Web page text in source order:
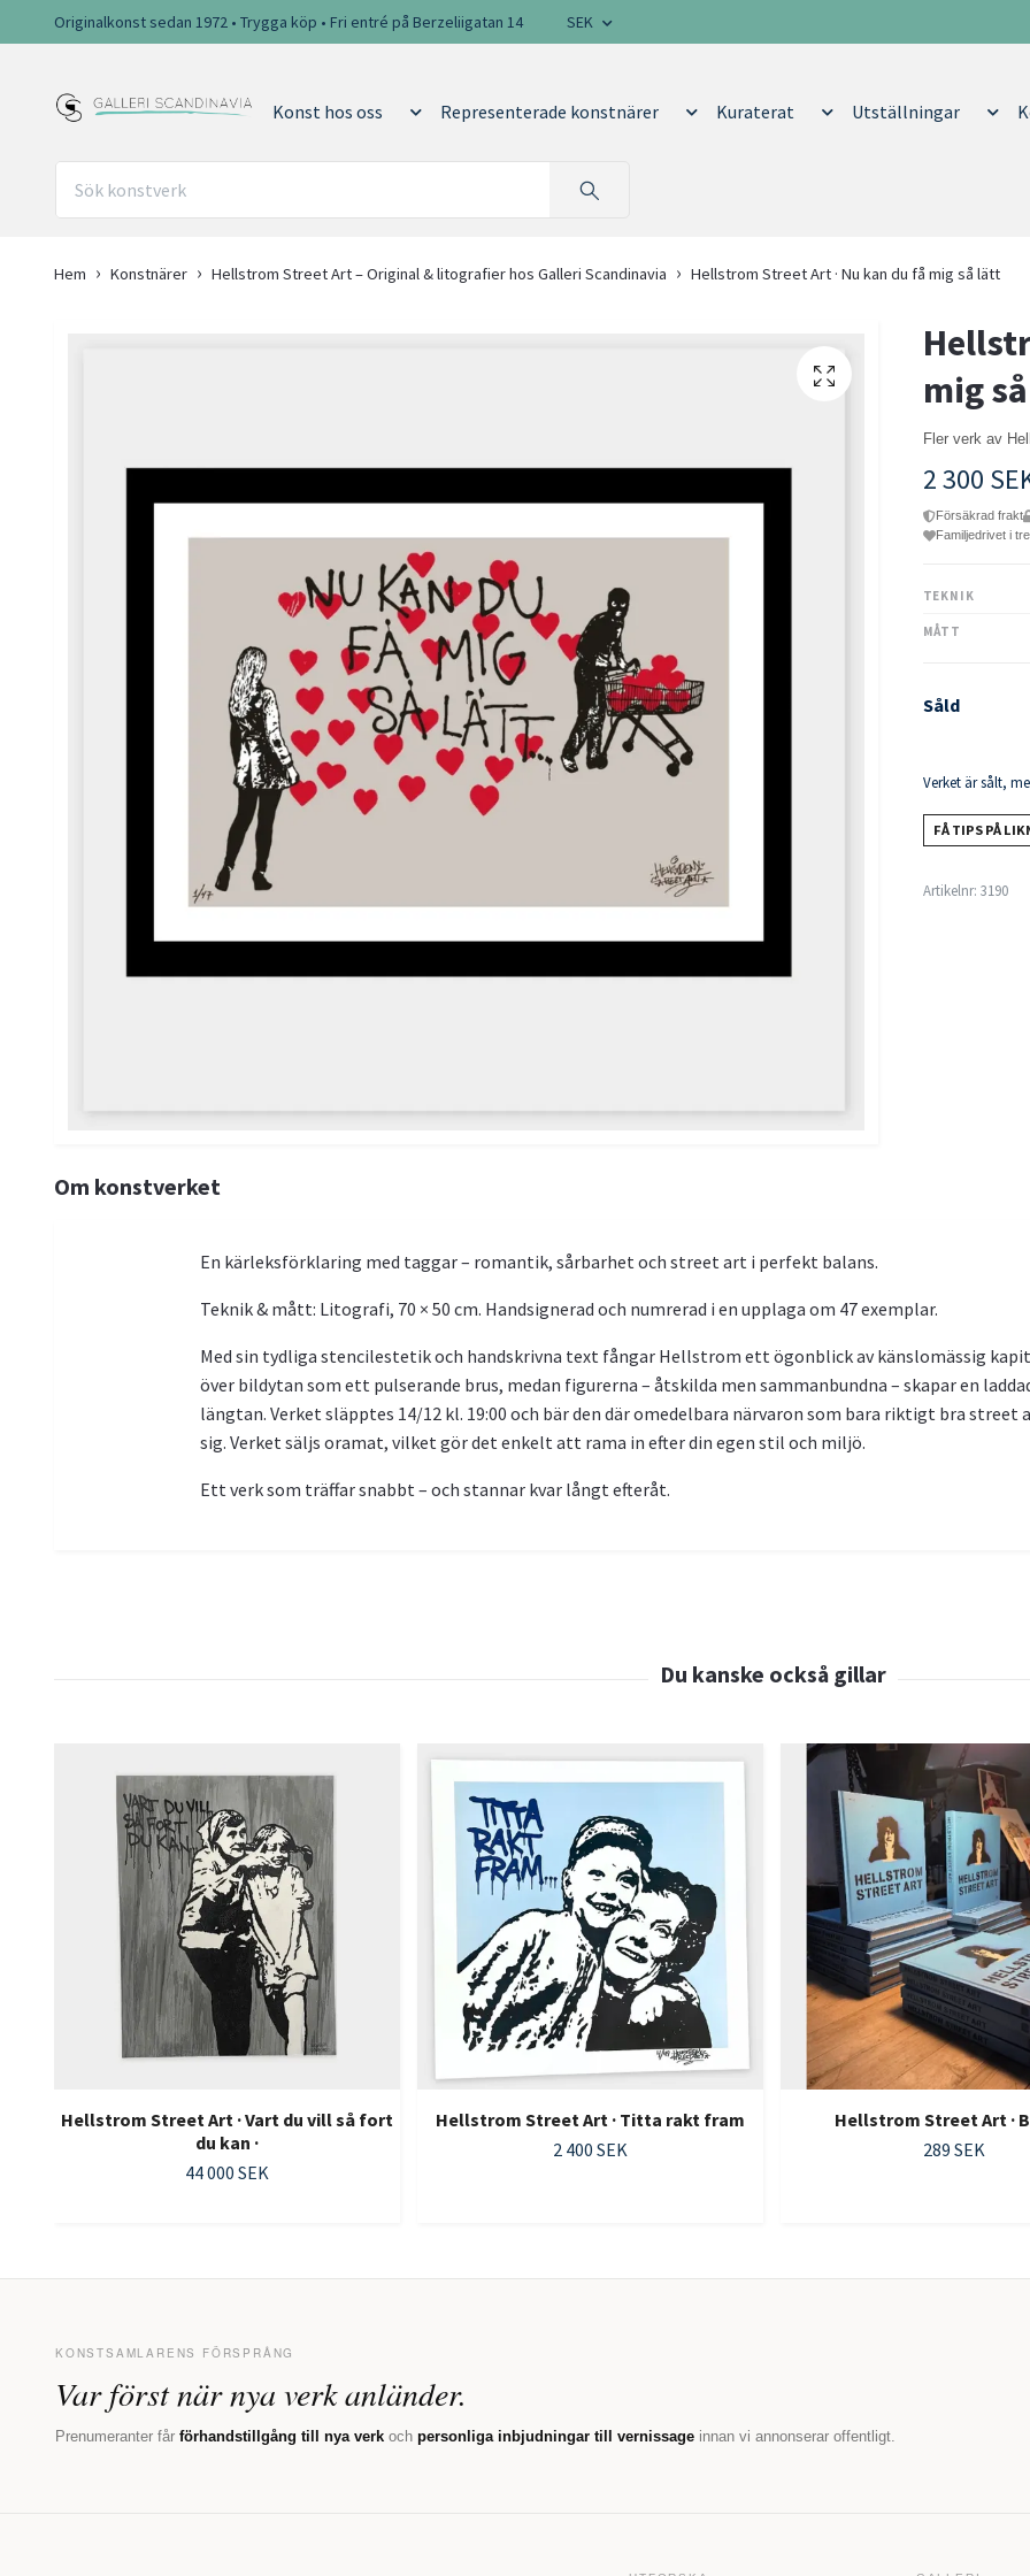
Originalkonst sedan 1972 • Trygga köp • Fri entré på Berzeliigatan 14 SEK
Konst hos oss Representerade konstnärer Kuraterat Utställningar
Hem Konstnärer Hellstrom Street Art – Original & litografier hos Galleri Scandinavia Hellstrom Street Art · Nu kan du få mig så lätt
mig
Fler verk av
2 300
Försäkrad frakt
Familjedrivet i
TEKNIK
MÅTT
Såld
Verket är sålt,
FÅ TIPS PÅ
Artikelnr: 3190
Om konstverket
En kärleksförklaring med taggar – romantik, sårbarhet och street art i perfekt balans.
Teknik & mått: Litografi, 70 × 50 cm. Handsignerad och numrerad i en upplaga om 47 exemplar.
Med sin tydliga stencilestetik och handskrivna text fångar Hellstrom ett ögonblick av känslomässig
över bildytan som ett pulserande brus, medan figurerna – åtskilda men sammanbundna – skapar en
längtan. Verket släpptes 14/12 kl. 19:00 och bär den där omedelbara närvaron som bara riktigt bra
sig. Verket säljs oramat, vilket gör det enkelt att rama in efter din egen stil och miljö.
Ett verk som träffar snabbt – och stannar kvar långt efteråt.
Hellstrom Street Art · Vart du vill så fort
du kan ·
44 000 SEK
Hellstrom Street Art · Titta rakt fram
2 400 SEK
Hellstrom Street Art ·
289 SEK
KONSTSAMLARENS FÖRSPRÅNG
Var först när nya verk anländer.
Prenumeranter får förhandstillgång till nya verk och personliga inbjudningar till vernissage innan vi annonserar offentligt.